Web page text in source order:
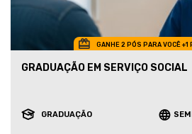
GANHE 2 PÓS PARA VOCÊ +1
GRADUAÇÃO EM SERVIÇO SOCIAL
GRADUAÇÃO